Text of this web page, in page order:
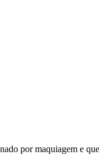
por maquiagem e